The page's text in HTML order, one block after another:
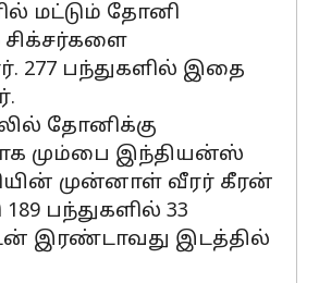
மட்டும் தோனி
சிக்சர்களை
277 பந்துகளில் இதை
தோனிக்கு
மும்பை இந்தியன்ஸ்
முன்னாள் வீரர் கீரன்
பந்துகளில் 33
இரண்டாவது இடத்தில்